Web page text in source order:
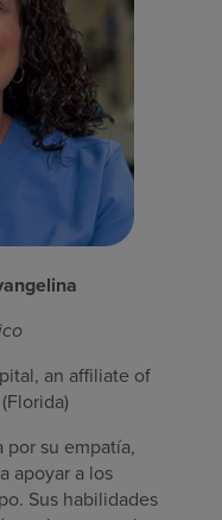
an affiliate of
su empatía,
apoyar a los
Sus habilidades